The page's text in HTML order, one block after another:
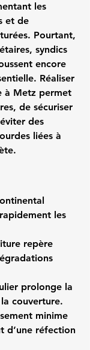
les
et de
Pourtant,
syndics
encore
Réaliser
à Metz permet
de sécuriser
des
liées à
les
repère
prolonge la
couverture.
minime
d’une réfection